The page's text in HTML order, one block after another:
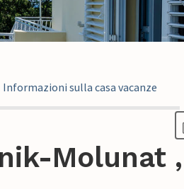
Informazioni sulla casa vacanze
Molunat ,